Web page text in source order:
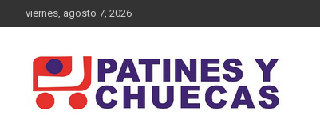
al
viernes, agosto 7, 2026